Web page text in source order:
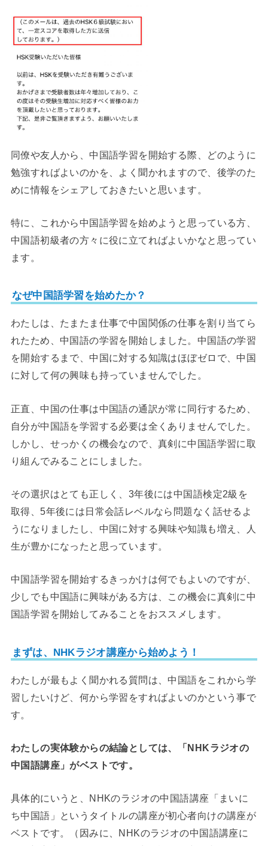
同僚や友人から、中国語学習を開始する際、どのように
勉強すればよいのかを、よく聞かれますので、後学のた
めに情報をシェアしておきたいと思います。
特に、これから中国語学習を始めようと思っている方、
中国語初級者の方々に役に立てればよいかなと思ってい
ます。
なぜ中国語学習を始めたか？
わたしは、たまたま仕事で中国関係の仕事を割り当てら
れたため、中国語の学習を開始しました。中国語の学習
を開始するまで、中国に対する知識はほぼゼロで、中国
に対して何の興味も持っていませんでした。
正直、中国の仕事は中国語の通訳が常に同行するため、
自分が中国語を学習する必要は全くありませんでした。
しかし、せっかくの機会なので、真剣に中国語学習に取
り組んでみることにしました。
その選択はとても正しく、3年後には中国語検定2級を
取得、5年後には日常会話レベルなら問題なく話せるよ
うになりましたし、中国に対する興味や知識も増え、人
生が豊かになったと思っています。
中国語学習を開始するきっかけは何でもよいのですが、
少しでも中国語に興味がある方は、この機会に真剣に中
国語学習を開始してみることをおススメします。
まずは、NHKラジオ講座から始めよう！
わたしが最もよく聞かれる質問は、中国語をこれから学
習したいけど、何から学習をすればよいのかという事で
す。
わたしの実体験からの結論としては、「NHKラジオの
中国語講座」がベストです。
具体的にいうと、NHKのラジオの中国語講座「まいに
ち中国語」というタイトルの講座が初心者向けの講座が
ベストです。（因みに、NHKのラジオの中国語講座に